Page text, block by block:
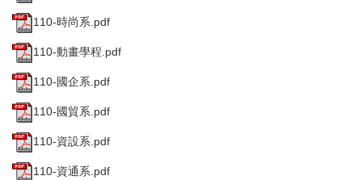
110-時尚系.pdf
110-動畫學程.pdf
110-國企系.pdf
110-國貿系.pdf
110-資設系.pdf
110-資通系.pdf